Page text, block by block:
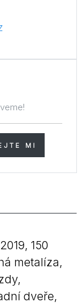
MI
150
metalíza,
dveře,